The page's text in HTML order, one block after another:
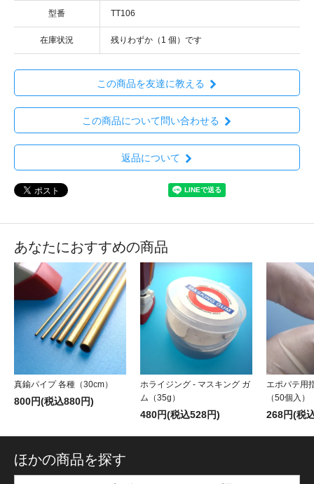
型番 TT106
在庫状況 残りわずか（1 個）です
この商品を友達に教える
この商品について問い合わせる
返品について
あなたにおすすめの商品
真鍮パイプ 各種（30cm）
800円(税込880円)
ホライジング - マスキング ガ
ム（35g）
480円(税込528円)
エポパテ用
（50個入）
268円(税
ほかの商品を探す